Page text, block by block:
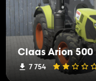
Claas Arion 500
7 754